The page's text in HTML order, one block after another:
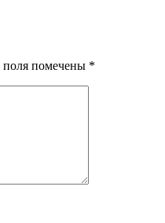
поля помечены *